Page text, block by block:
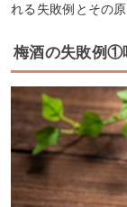
れる失敗例とその
梅酒の失敗例①